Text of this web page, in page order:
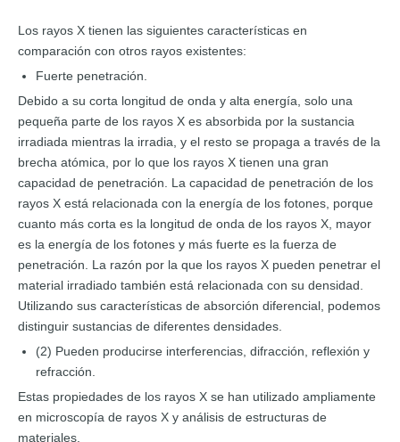
Los rayos X tienen las siguientes características en
comparación con otros rayos existentes:
Fuerte penetración.
Debido a su corta longitud de onda y alta energía, solo una
pequeña parte de los rayos X es absorbida por la sustancia
irradiada mientras la irradia, y el resto se propaga a través de la
brecha atómica, por lo que los rayos X tienen una gran
capacidad de penetración. La capacidad de penetración de los
rayos X está relacionada con la energía de los fotones, porque
cuanto más corta es la longitud de onda de los rayos X, mayor
es la energía de los fotones y más fuerte es la fuerza de
penetración. La razón por la que los rayos X pueden penetrar el
material irradiado también está relacionada con su densidad.
Utilizando sus características de absorción diferencial, podemos
distinguir sustancias de diferentes densidades.
(2) Pueden producirse interferencias, difracción, reflexión y
refracción.
Estas propiedades de los rayos X se han utilizado ampliamente
en microscopía de rayos X y análisis de estructuras de
materiales.